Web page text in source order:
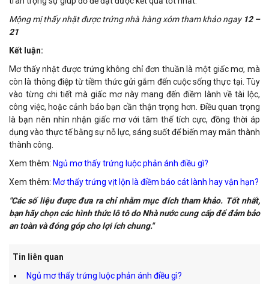
Mộng mị thấy nhặt được trứng nhà hàng xóm tham khảo ngay 12 –
21
Kết luận:
Mơ thấy nhặt được trứng không chỉ đơn thuần là một giấc mơ, mà
còn là thông điệp từ tiềm thức gửi gắm đến cuộc sống thực tại. Tùy
vào từng chi tiết mà giấc mơ này mang đến điềm lành về tài lộc,
công việc, hoặc cảnh báo bạn cần thận trọng hơn. Điều quan trọng
là bạn nên nhìn nhận giấc mơ với tâm thế tích cực, đồng thời áp
dụng vào thực tế bằng sự nỗ lực, sáng suốt để biến may mắn thành
thành công.
Xem thêm: Ngủ mơ thấy trứng luộc phản ánh điều gì?
Xem thêm: Mơ thấy trứng vịt lộn là điềm báo cát lành hay vận hạn?
"Các số liệu được đưa ra chỉ nhằm mục đích tham khảo. Tốt nhất,
bạn hãy chọn các hình thức lô tô do Nhà nước cung cấp để đảm bảo
an toàn và đóng góp cho lợi ích chung."
Tin liên quan
Ngủ mơ thấy trứng luộc phản ánh điều gì?